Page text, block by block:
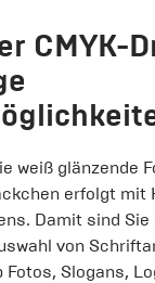
CMYK-
weiß glänzende
erfolgt mit
Damit sind Sie
von
Fotos, Slogans,